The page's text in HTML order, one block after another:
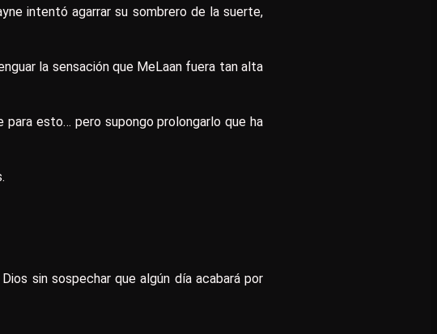
intentó agarrar su sombrero de la suerte,
la sensación que MeLaan fuera tan alta
esto… pero supongo prolongarlo que ha
sin sospechar que algún día acabará por